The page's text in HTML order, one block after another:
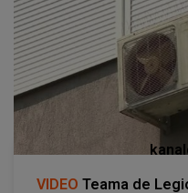
VIDEOTeama de
români să renunțe la